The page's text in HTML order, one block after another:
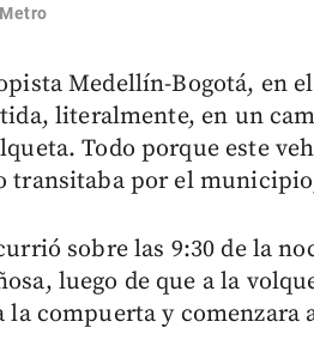
Metro
Medellín-Bogotá, en
literalmente, en un
Todo porque este
transitaba por el
sobre las 9:30 de la
luego de que a la
la compuerta y comenzara